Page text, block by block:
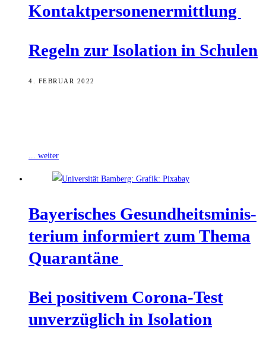
Kontaktpersonenermittlung
Regeln zur Iso­la­ti­on in Schulen
4. FEBRUAR 2022
... weiter
Baye­ri­sches Gesund­heits­mi­nis­
te­ri­um infor­miert zum The­ma
Quarantäne
Bei posi­ti­vem Coro­na-Test
unver­züg­lich in Isolation